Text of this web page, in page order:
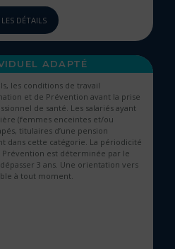
DÉTAILS
ADAPTÉ
les conditions de travail
et de Prévention avant la prise
de santé. Les salariés ayant
(femmes enceintes et/ou
titulaires d’une pension
dans cette catégorie. La périodicité
Prévention est déterminée par le
3 ans. Une orientation vers
à tout moment.